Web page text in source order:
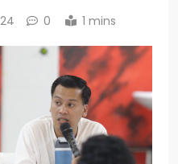
0 1 mins